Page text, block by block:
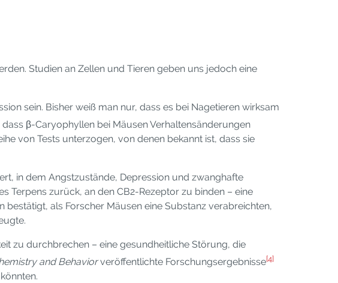
Studien an Zellen und Tieren geben uns jedoch eine
sein. Bisher weiß man nur, dass es bei Nagetieren wirksam
β-Caryophyllen bei Mäusen Verhaltensänderungen
von Tests unterzogen, von denen bekannt ist, dass sie
in dem Angstzustände, Depression und zwanghafte
Terpens zurück, an den CB2-Rezeptor zu binden – eine
als Forscher Mäusen eine Substanz verabreichten,
zu durchbrechen – eine gesundheitliche Störung, die
and Behaviorveröffentlichte Forschungsergebnisse[4]